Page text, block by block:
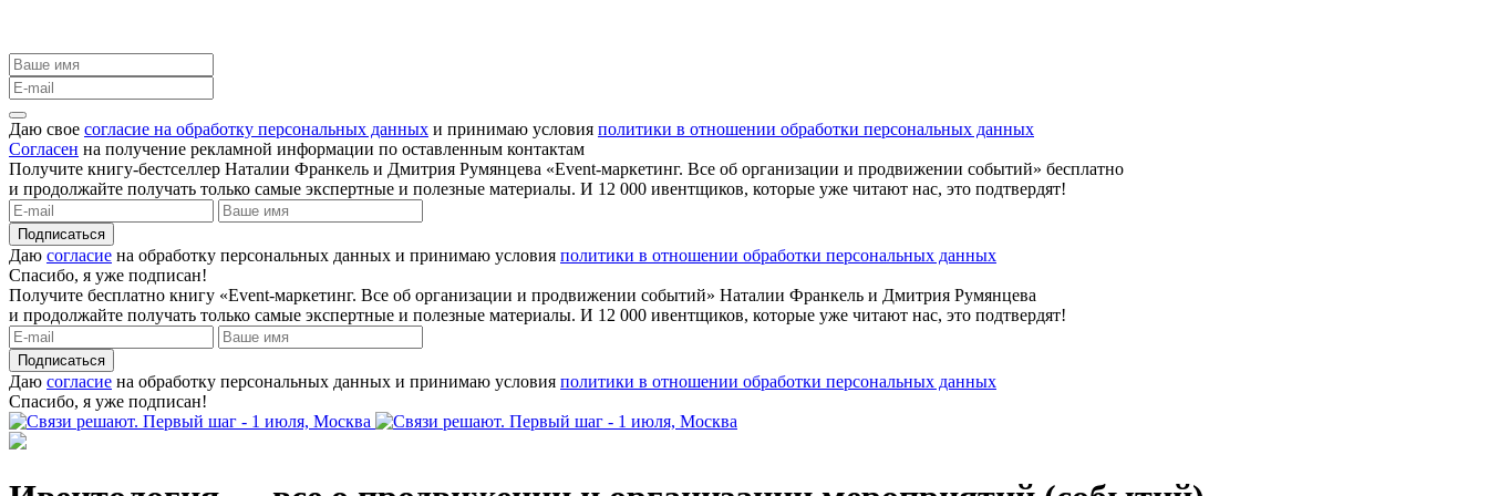
Даю свое согласие на обработку персональных данных и принимаю условия политики в отношении обработки персональных данных
Согласен на получение рекламной информации по оставленным контактам
Получите книгу-бестселлер Наталии Франкель и Дмитрия Румянцева «Event-маркетинг. Все об организации и продвижении событий» бесплатно
и продолжайте получать только самые экспертные и полезные материалы. И 12 000 ивентщиков, которые уже читают нас, это подтвердят!
Подписаться
Даю согласие на обработку персональных данных и принимаю условия политики в отношении обработки персональных данных
Спасибо, я уже подписан!
Получите бесплатно книгу «Event-маркетинг. Все об организации и продвижении событий» Наталии Франкель и Дмитрия Румянцева
и продолжайте получать только самые экспертные и полезные материалы. И 12 000 ивентщиков, которые уже читают нас, это подтвердят!
Подписаться
Даю согласие на обработку персональных данных и принимаю условия политики в отношении обработки персональных данных
Спасибо, я уже подписан!